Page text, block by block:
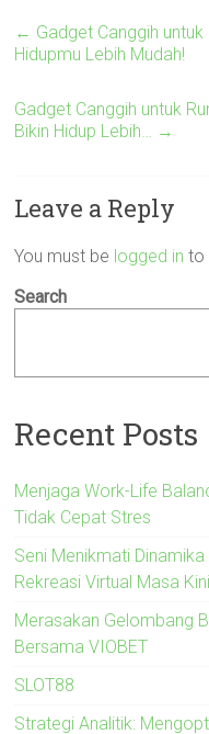
← Gadget Canggih
Hidupmu Lebih Mudah!
Gadget Canggih untuk
Bikin Hidup Lebih… →
Leave a Reply
You must be logged in to
Search
Recent Posts
Menjaga Work-Life
Tidak Cepat Stres
Seni Menikmati
Rekreasi Virtual Masa Kini
Merasakan Gelombang
Bersama VIOBET
SLOT88
Strategi Analitik: